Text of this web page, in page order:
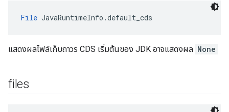
File JavaRuntimeInfo.default_cds
แสดงผลไฟล์เก็บถาวร CDS เริ่มต้นของ JDK อาจแสดงผล None
files